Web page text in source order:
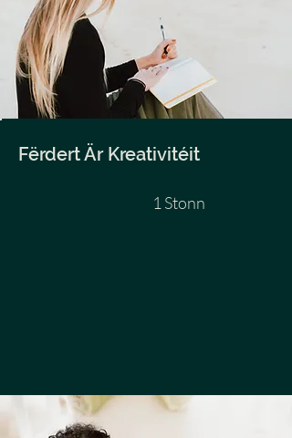
Fërdert Är Kreativitéit
1 Stonn